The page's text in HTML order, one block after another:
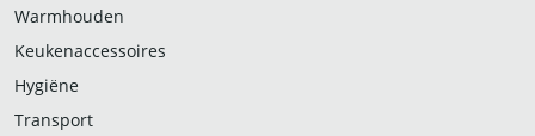
Warmhouden
Keukenaccessoires
Hygiëne
Transport